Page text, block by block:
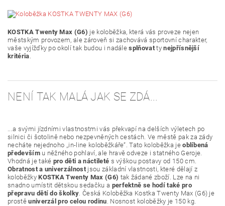
KOSTKA Twenty Max (G6) je koloběžka, která vás proveze nejen
městským provozem, ale zároveň si zachovává sportovní charakter,
vaše vyjížďky po okolí tak budou i nadálesplňovat tynejpřísnější
kritéria.
NENÍ TAK MALÁ JAK SE ZDÁ...
...a svými jízdními vlastnostmi vás překvapí na delších výletech po
silnici či šotolině nebo nezpevněných cestách. Ve městě pak za zády
necháte nejednoho ,,in-line koloběžkáře“. Tato koloběžka jeoblíbená
předevšímu něžného pohlaví, ale hravě odveze i statného Geroje.
Vhodná je také pro děti a náctileté s výškou postavy od 150 cm.
Obratnost a univerzálnost jsou základní vlastnosti, které dělají z
koloběžkyKOSTKA Twenty Max (G6) tak žádané zboží. Lze na ni
snadno umístit dětskou sedačku a perfektně se hodí také pro
přepravu dětí do školky. Česká Koloběžka Kostka Twenty Max (G6) je
prostěuniverzál pro celou rodinu. Nosnost koloběžky je 150 kg.